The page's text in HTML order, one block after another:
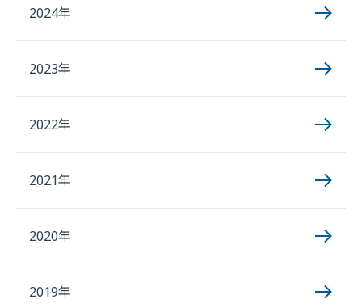
2024年
2023年
2022年
2021年
2020年
2019年